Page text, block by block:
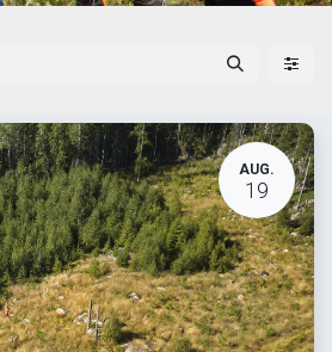
AUG.
19